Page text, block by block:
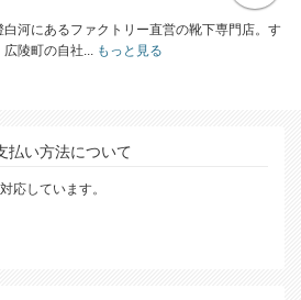
白河にあるファクトリー直営の靴下専門店。す
広陵町の自社...もっと見る
払い方法について
応しています。